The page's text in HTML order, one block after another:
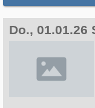
Do., 01.01.26